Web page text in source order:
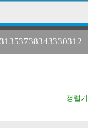
기 10 진로 11
정렬